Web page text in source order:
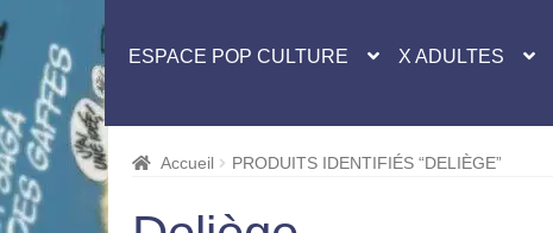
ESPACE POP CULTURE X ADULTES
Accueil PRODUITS IDENTIFIÉS “DELIÈGE”